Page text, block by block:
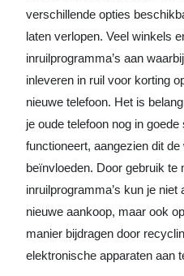
verschillende opties
laten verlopen. Veel winkels
inruilprogramma’s aan
inleveren in ruil voor korting
nieuwe telefoon. Het is
je oude telefoon nog in
functioneert, aangezien dit
beïnvloeden. Door gebruik te
inruilprogramma’s kun je
nieuwe aankoop, maar ook
manier bijdragen door
elektronische apparaten aan